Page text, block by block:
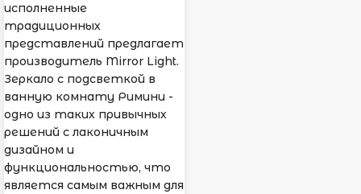
исполненные
традиционных
представлений предлагает
производитель Mirror Light.
Зеркало с подсветкой в
ванную комнату Римини -
одно из таких привычных
решений с лаконичным
дизайном и
функциональностью, что
является самым важным для